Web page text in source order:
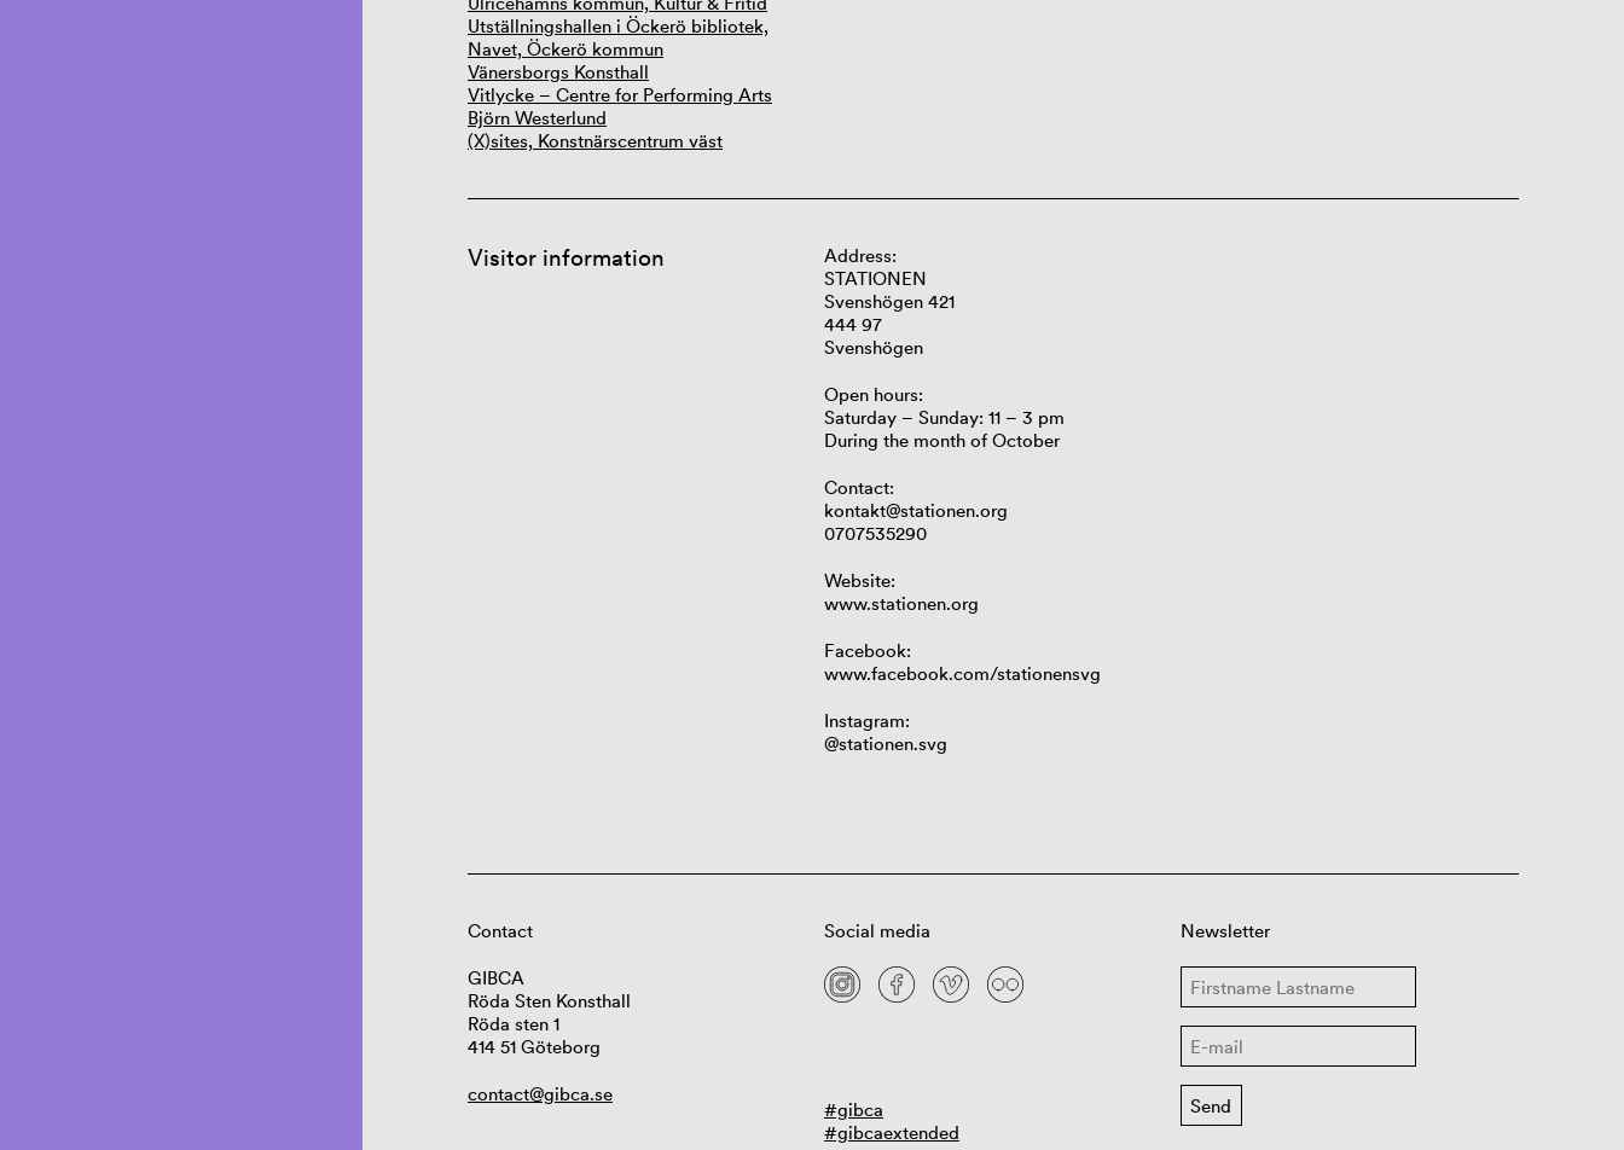
Utställningshallen i Öckerö bibliotek,
Navet, Öckerö kommun
Vänersborgs Konsthall
Vitlycke – Centre for Performing Arts
Björn Westerlund
(X)sites, Konstnärscentrum väst
Visitor information
Address:
STATIONEN
Svenshögen 421
444 97
Svenshögen
Open hours:
Saturday – Sunday: 11 – 3 pm
During the month of October
Contact:
kontakt@stationen.org
0707535290
Website:
www.stationen.org
Facebook:
www.facebook.com/stationensvg
Instagram:
@stationen.svg
Contact
GIBCA
Röda Sten Konsthall
Röda sten 1
414 51 Göteborg
contact@gibca.se
Social media
#gibca
#gibcaextended
Newsletter